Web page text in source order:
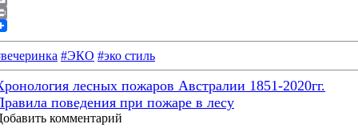
#ЭКО #эко стиль
лесных пожаров Австралии 1851-2020гг.
поведения при пожаре в лесу
комментарий